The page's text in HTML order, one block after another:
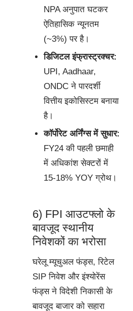
NPA अनुपात घटकर
ऐतिहासिक न्यूनतम
(~3%) पर है।
डिजिटल इंफ्रास्ट्रक्चर:
UPI, Aadhaar,
ONDC ने पारदर्शी
वित्तीय इकोसिस्टम बनाया
है।
कॉर्पोरेट अर्निंग्स में सुधार:
FY24 की पहली छमाही
में अधिकांश सेक्टरों में
15-18% YOY ग्रोथ।
6) FPI आउटफ्लो के
बावजूद स्थानीय
निवेशकों का भरोसा
घरेलू म्यूचुअल फंड्स, रिटेल
SIP निवेश और इंश्योरेंस
फंड्स ने विदेशी निकासी के
बावजूद बाजार को सहारा